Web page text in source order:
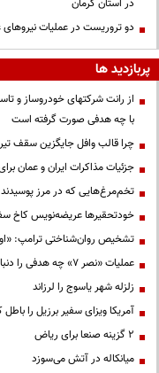
در استان کرمان
دو تروریست در عملیات نیروهای
پربازدید ها
از رانت‌ شرکتهای خودروساز و
با چه هدفی صورت گرفته است
چرا قالب وافل جایگزین سقف
جزئیات مذاکرات ایران و عمان
تخم‌مرغ‌هایی که در مرز پوسیدند
خودتحقیرها عریضه‌نویس کاخ
تشخیص روان‌شناختی ترامپ:
عملیات «نصر ۷» چه هدفی را دنبال می‌کرد؟
زلزله شهر یاسوج را لرزاند
آمریکا ویزای سفیر برزیل را باطل
۲ گزینه صنعا برای ریاض
میانکاله در آتش می‌سوزد